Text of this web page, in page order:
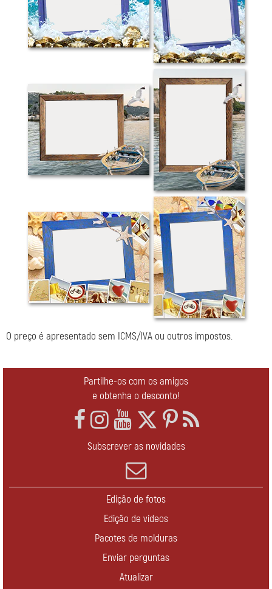
O preço é apresentado sem ICMS/IVA ou outros impostos.
Partilhe-os com os amigos
e obtenha o desconto!
Subscrever as novidades
Edição de fotos
Edição de vídeos
Pacotes de molduras
Enviar perguntas
Atualizar